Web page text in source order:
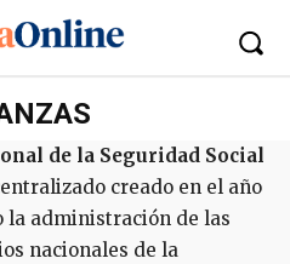
de la Seguridad Social
creado en el año
la administración de las
nacionales de la